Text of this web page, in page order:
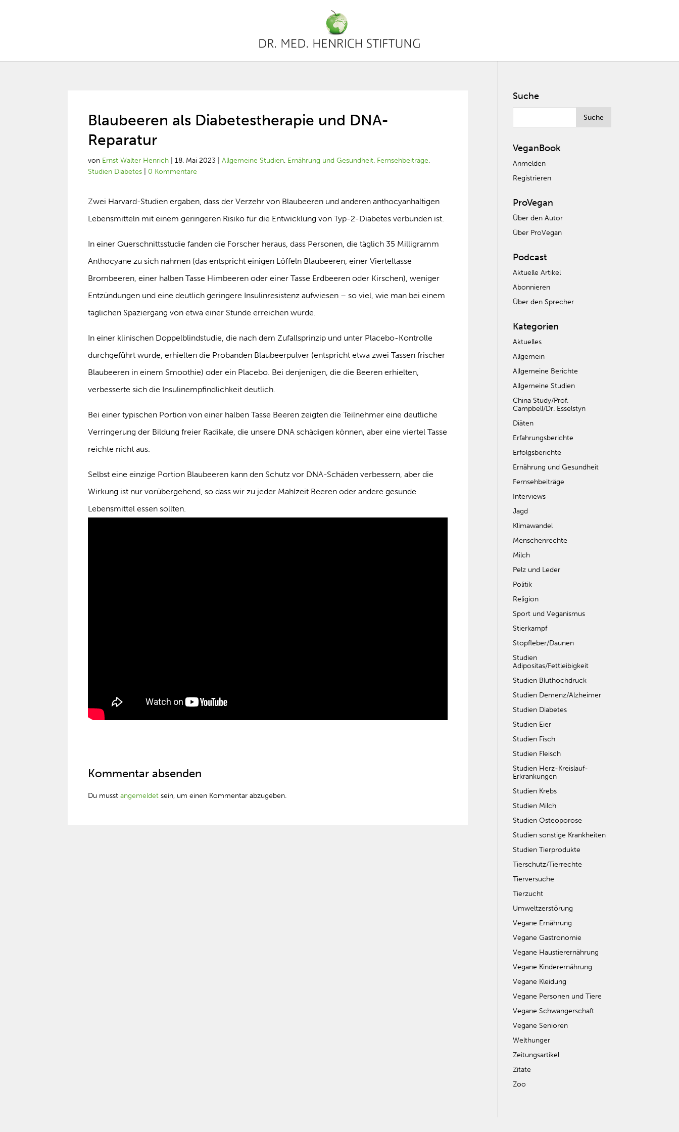
Blaubeeren als Diabetestherapie und DNA-
Reparatur
von Ernst Walter Henrich |18. Mai 2023 |Allgemeine Studien, Ernährung und Gesundheit, Fernsehbeiträge,
Studien Diabetes
0 Kommentare
Zwei Harvard-Studien ergaben, dass der Verzehr von Blaubeeren und anderen anthocyanhaltigen
Lebensmitteln mit einem geringeren Risiko für die Entwicklung von Typ-2-Diabetes verbunden ist.
In einer Querschnittsstudie fanden die Forscher heraus, dass Personen, die täglich 35 Milligramm
Anthocyane zu sich nahmen (das entspricht einigen Löffeln Blaubeeren, einer Vierteltasse
Brombeeren, einer halben Tasse Himbeeren oder einer Tasse Erdbeeren oder Kirschen), weniger
Entzündungen und eine deutlich geringere Insulinresistenz aufwiesen – so viel, wie man bei einem
täglichen Spaziergang von etwa einer Stunde erreichen würde.
In einer klinischen Doppelblindstudie, die nach dem Zufallsprinzip und unter Placebo-Kontrolle
durchgeführt wurde, erhielten die Probanden Blaubeerpulver (entspricht etwa zwei Tassen frischer
Blaubeeren in einem Smoothie) oder ein Placebo. Bei denjenigen, die die Beeren erhielten,
verbesserte sich die Insulinempfindlichkeit deutlich.
Bei einer typischen Portion von einer halben Tasse Beeren zeigten die Teilnehmer eine deutliche
Verringerung der Bildung freier Radikale, die unsere DNA schädigen können, aber eine viertel Tasse
reichte nicht aus.
Selbst eine einzige Portion Blaubeeren kann den Schutz vor DNA-Schäden verbessern, aber die
Wirkung ist nur vorübergehend, so dass wir zu jeder Mahlzeit Beeren oder andere gesunde
Lebensmittel essen sollten.
Kommentar absenden
Du musstangemeldet sein, um einen Kommentar abzugeben.
Suche
VeganBook
Anmelden
Registrieren
ProVegan
Über den Autor
Über ProVegan
Podcast
Aktuelle Artikel
Abonnieren
Über den Sprecher
Kategorien
Aktuelles
Allgemein
Allgemeine Berichte
Allgemeine Studien
China Study/Prof.
Campbell/Dr. Esselstyn
Diäten
Erfahrungsberichte
Erfolgsberichte
Ernährung und Gesundheit
Fernsehbeiträge
Interviews
Jagd
Klimawandel
Menschenrechte
Milch
Pelz und Leder
Politik
Religion
Sport und Veganismus
Stierkampf
Stopfleber/Daunen
Studien
Adipositas/Fettleibigkeit
Studien Bluthochdruck
Studien Demenz/Alzheimer
Studien Diabetes
Studien Eier
Studien Fisch
Studien Fleisch
Studien Herz-Kreislauf-
Erkrankungen
Studien Krebs
Studien Milch
Studien Osteoporose
Studien sonstige Krankheiten
Studien Tierprodukte
Tierschutz/Tierrechte
Tierversuche
Tierzucht
Umweltzerstörung
Vegane Ernährung
Vegane Gastronomie
Vegane Haustierernährung
Vegane Kinderernährung
Vegane Kleidung
Vegane Personen und Tiere
Vegane Schwangerschaft
Vegane Senioren
Welthunger
Zeitungsartikel
Zitate
Zoo